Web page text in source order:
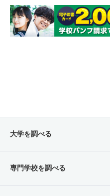
大学を調べる
専門学校を調べる